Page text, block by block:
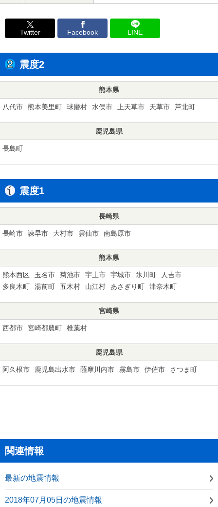
Twitter Facebook LINE
震度2
熊本県
八代市 熊本美里町 球磨村 水俣市 上天草市 天草市 芦北町
鹿児島県
長島町
震度1
長崎県
長崎市 諫早市 大村市 雲仙市 南島原市
熊本県
熊本西区 玉名市 菊池市 宇土市 宇城市 氷川町
人吉市
多良木町
湯前町 五木村 山江村 あさぎり町 津奈木町
宮崎県
西都市 宮崎都農町 椎葉村
鹿児島県
阿久根市 鹿児島出水市 薩摩川内市 霧島市 伊佐市 さつま町
関連情報
最新の地震情報
2018年07月05日の地震情報